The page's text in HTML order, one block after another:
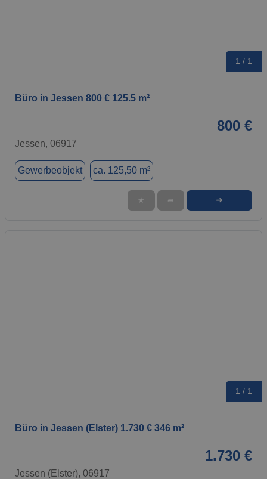
1 / 1
Büro in Jessen 800 € 125.5 m²
800 €
Jessen, 06917
Gewerbeobjekt ca. 125,50 m²
★ ➦ ➜
1 / 1
Büro in Jessen (Elster) 1.730 € 346 m²
1.730 €
Jessen (Elster), 06917